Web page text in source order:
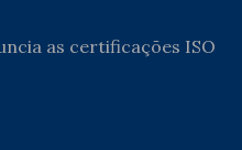
as certificações ISO